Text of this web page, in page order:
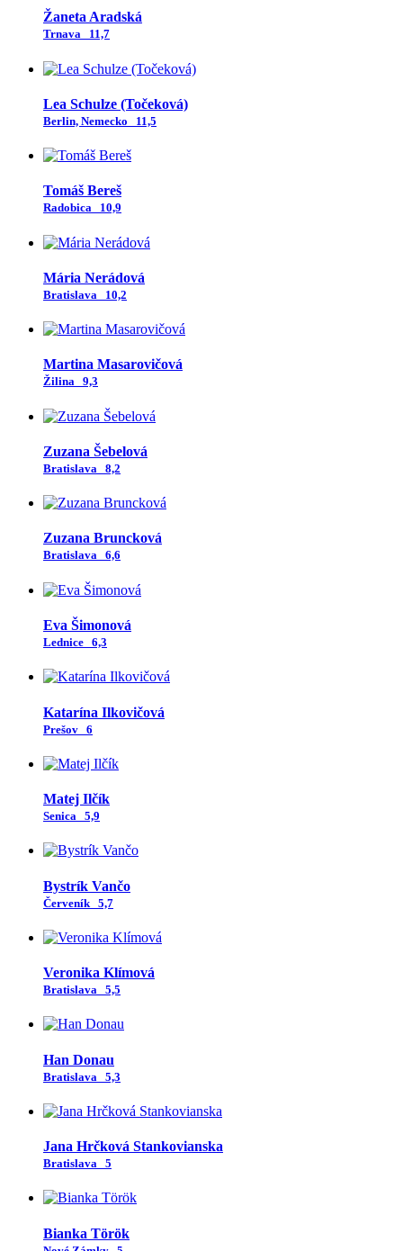
Žaneta Aradská
Trnava 11,7
Lea Schulze (Točeková)
Berlin, Nemecko 11,5
Tomáš Bereš
Radobica 10,9
Mária Nerádová
Bratislava 10,2
Martina Masarovičová
Žilina 9,3
Zuzana Šebelová
Bratislava 8,2
Zuzana Bruncková
Bratislava 6,6
Eva Šimonová
Lednice 6,3
Katarína Ilkovičová
Prešov 6
Matej Ilčík
Senica 5,9
Bystrík Vančo
Červeník 5,7
Veronika Klímová
Bratislava 5,5
Han Donau
Bratislava 5,3
Jana Hrčková Stankovianska
Bratislava 5
Bianka Török